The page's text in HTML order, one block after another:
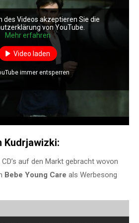
des Videos akzeptieren Sie die
von YouTube.
Mehr erfahren
Video laden
immer entsperren
Kudrjawizki:
auf den Markt gebracht wovon
Bebe Young Care als Werbesong